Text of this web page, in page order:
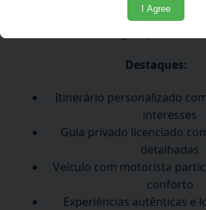
I Agree
relaxante de explorar Malta com a
Destaques:
Itinerário personalizado
interesses
Guia privado licenciado
detalhadas
Veículo com motorista
conforto
Experiências autênticas e